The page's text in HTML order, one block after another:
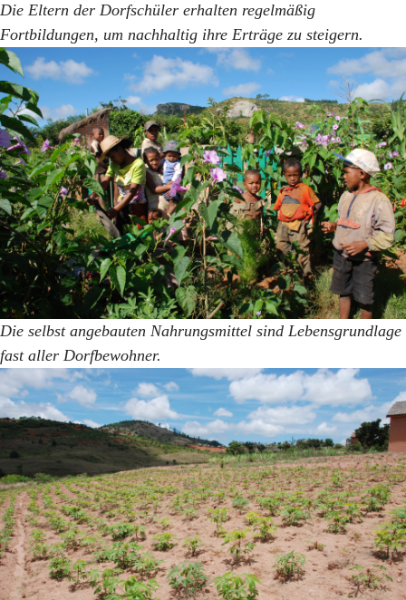
Die Eltern der Dorfschüler erhalten regelmäßig
Fortbildungen, um nachhaltig ihre Erträge zu steigern.
Die selbst angebauten Nahrungsmittel sind Lebensgrundlage
fast aller Dorfbewohner.